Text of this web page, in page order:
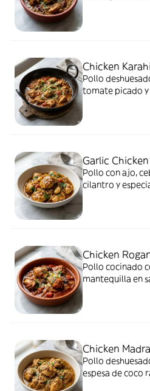
Chicken Karahi
Pollo
tomate picado y
Garlic Chicken
Pollo con ajo,
cilantro y
Chicken
Pollo cocinado
mantequilla en
Chicken
Pollo
espesa de coco